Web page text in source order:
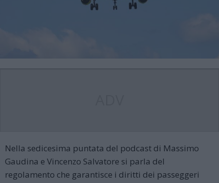
Nella sedicesima puntata del podcast di Massimo
Gaudina e Vincenzo Salvatore si parla del
regolamento che garantisce i diritti dei passeggeri